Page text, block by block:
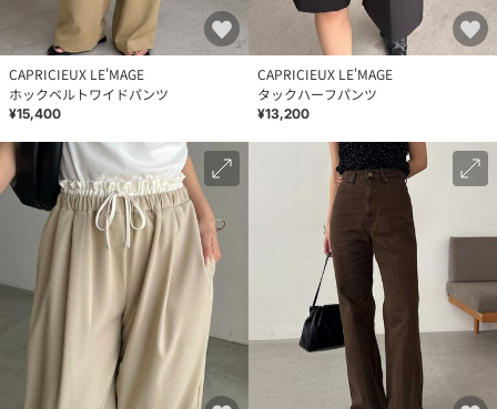
CAPRICIEUX LE'MAGE
ホックベルトワイドパンツ
¥15,400
CAPRICIEUX LE'MAGE
タックハーフパンツ
¥13,200